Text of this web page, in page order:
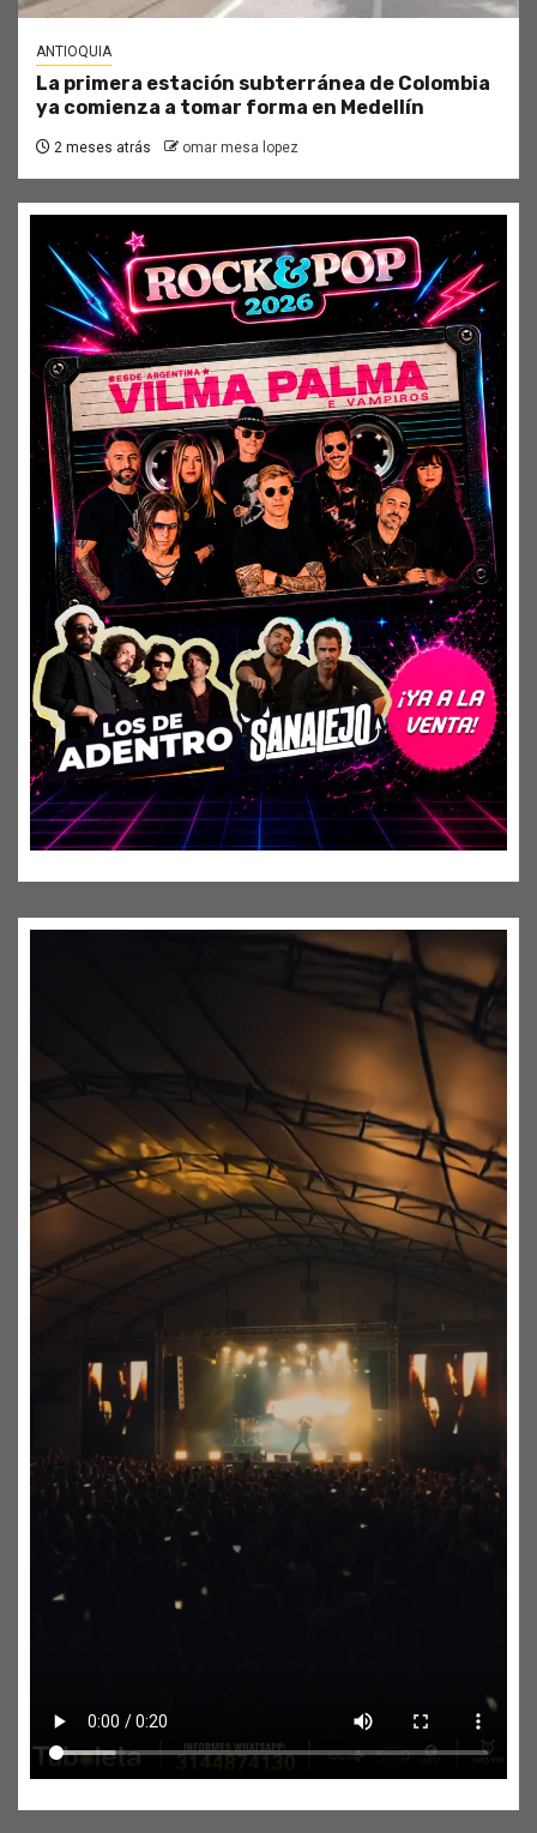
ANTIOQUIA
La primera estación subterránea de Colombia
ya comienza a tomar forma en Medellín
2 meses atrás omar mesa lopez